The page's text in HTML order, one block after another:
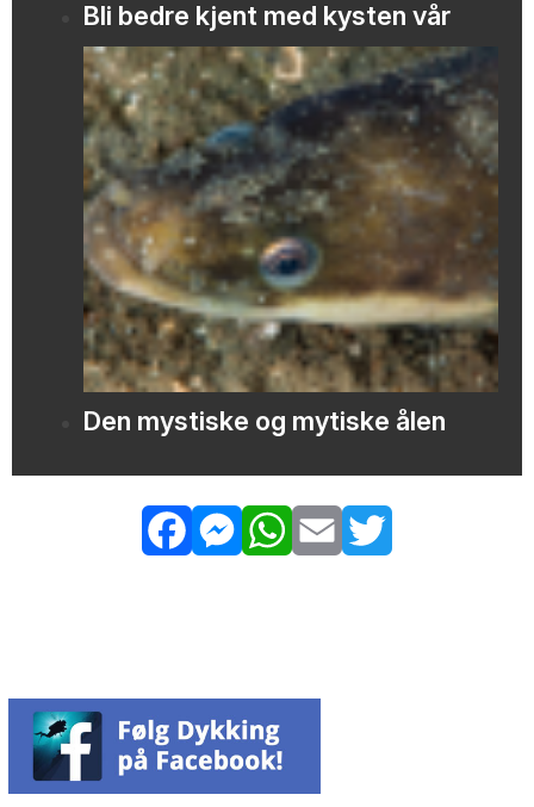
Bli bedre kjent med kysten vår
Den mystiske og mytiske ålen